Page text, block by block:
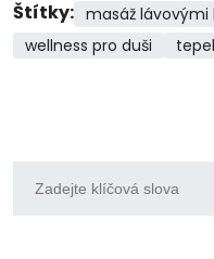
Štítky: masáž
wellness pro duši